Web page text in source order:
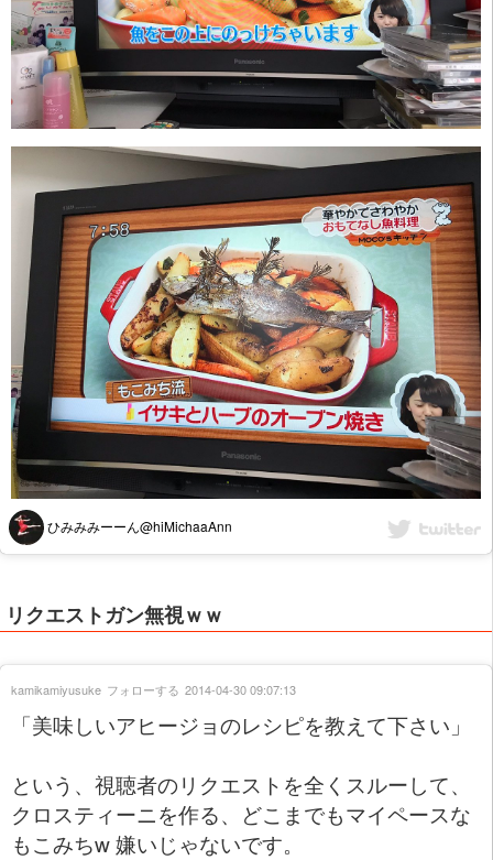
ひみみみーーん@hiMichaaAnn
リクエストガン無視ｗｗ
「美味しいアヒージョのレシピを教えて下さい」
という、視聴者のリクエストを全くスルーして、
クロスティーニを作る、どこまでもマイペースな
もこみちw 嫌いじゃないです。
kamikamiyusuke フォローする 2014-04-30 09:07:13